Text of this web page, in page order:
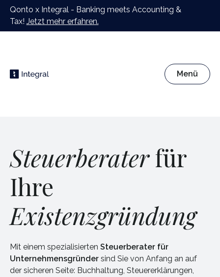
Qonto x Integral - Banking meets Accounting &
Tax! Jetzt mehr erfahren.
Menü
Steuerberaterfür
Ihre
Existenzgründung
Mit einem spezialisierten Steuerberater für
Unternehmensgründersind Sie von Anfang an auf
der sicheren Seite: Buchhaltung, Steuererklärungen,